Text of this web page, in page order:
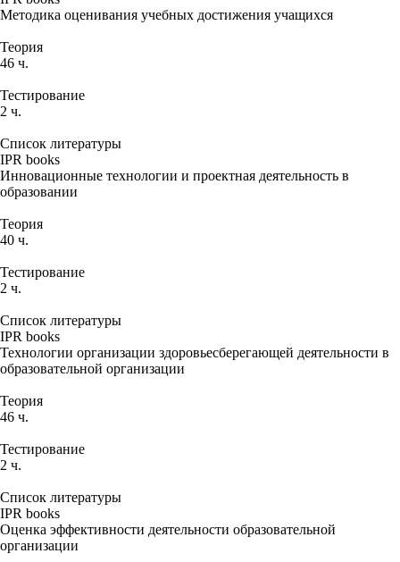
Методика оценивания учебных достижения учащихся
Теория
46 ч.
Тестирование
2 ч.
Список литературы
IPR books
Инновационные технологии и проектная деятельность в
образовании
Теория
40 ч.
Тестирование
2 ч.
Список литературы
IPR books
Технологии организации здоровьесберегающей деятельности в
образовательной организации
Теория
46 ч.
Тестирование
2 ч.
Список литературы
IPR books
Оценка эффективности деятельности образовательной
организации